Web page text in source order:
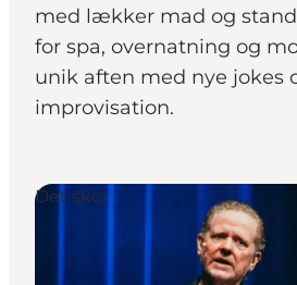
med lækker mad og
for spa, overnatning og
unik aften med nye jokes
improvisation.
Det sker